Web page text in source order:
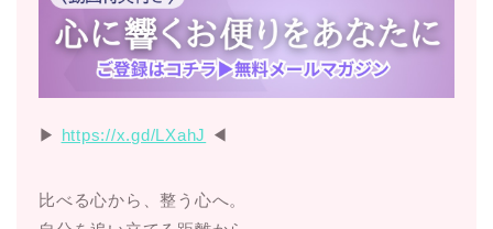
▶︎ https://x.gd/LXahJ ◀︎
比べる心から、整う心へ。